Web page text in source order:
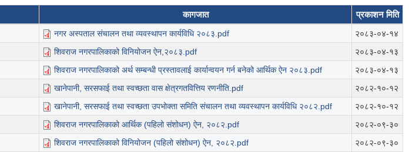
कागजात प्रकाशन मिति
नगर अस्पताल संचालन तथा व्यवस्थापन कार्यविधि २०८३.pdf
२०८३-०४-१४
शिवराज नगरपालिकाको विनियोजन ऐन,२०८३.pdf
२०८३-०४-१३
शिवराज नगरपालिकाको अर्थ सम्बन्धी प्रस्तावलाई कार्यान्वयन गर्न बनेको आर्थिक ऐन २०८३.pdf
२०८३-०४-१३
खानेपानी, सरसफाई तथा स्वच्छता वास क्षेत्रगतवित्तिय रणनीति.pdf
२०८२-१०-१२
खानेपानी, सरसफाई तथा स्वच्छता उपभोक्ता समिति संचालन तथा व्यवस्थापन कार्यविधि २०८२.pdf
२०८२-१०-१२
शिवराज नगरपालिकाको आर्थिक (पहिलो संशोधन) ऐन, २०८२.pdf
२०८२-०९-३०
शिवराज नगरपालिकाको विनियोजन (पहिलो संशोधन) ऐन, २०८२.pdf
२०८२-०९-३०